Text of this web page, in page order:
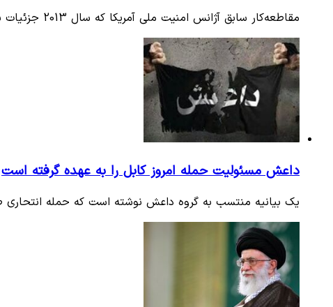
مقاطعه‌کار سابق آژانس امنیت ملی آمریکا که سال 2013 جزئیات برنامه‌های جاسوسی واشنگتن را فاش کرد، این نهاد اطلاعاتی را…
داعش مسئولیت حمله امروز کابل را به عهده گرفته است
یک بیانیه منتسب به گروه داعش نوشته است که حمله انتحاری صبح امروز